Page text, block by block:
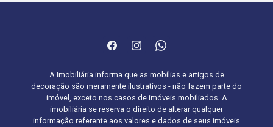
A Imobiliária informa que as mobílias e artigos de
decoração são meramente ilustrativos - não fazem parte do
imóvel, exceto nos casos de imóveis mobiliados. A
imobiliária se reserva o direito de alterar qualquer
informação referente aos valores e dados de seus imóveis